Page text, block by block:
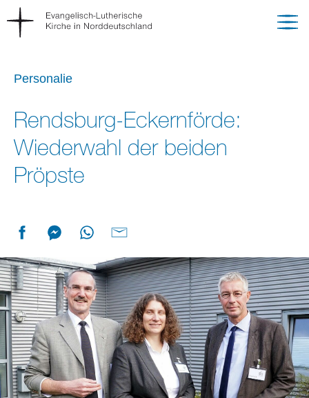
Personalie
Rendsburg-Eckernförde:
Wiederwahl der beiden
Pröpste